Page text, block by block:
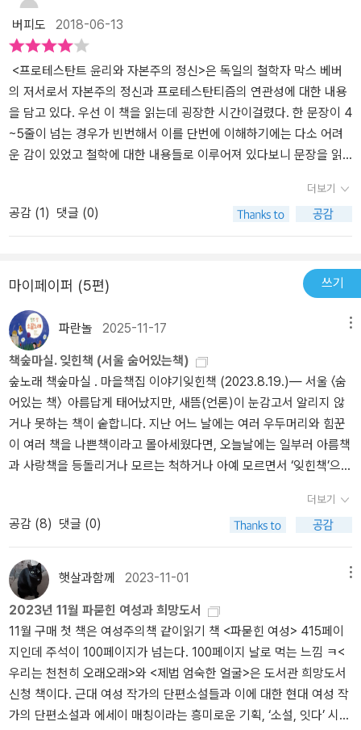
이 거대한 거시경제라는 큰 시계 속 작은 부속품과 같은 삶으로 전락
하지 않도록 든든히 붙잡아 줄 수 있는 끈은 바로 이와 같은 자본주의
정신의 발생과 기원에 대한 깊이 있는 사고이며 고찰이다. 우리가 왜
땀흘려 일해야 하고, 무슨 이유로 재화를 유통하며 소비하는 지에 대
해서까지 자잘한 사고의 무한확장을 해야하는 이유는 인간적 윤리와
도덕성은 말할 것도 없고, 기본적으로 갖추고 있어야 할 최소한의 인
간적 예의도 깡그리 무시한채 탐욕으로 점철되어 쉽게 벌어 생각없이
써버리는 소위 갑질 졸부와 같은 짐승적 인간군상들에 대한 하나의
록 더 심한 가난, 부패와 독재로 빠져들고 어려움을 겪었다.단편적인
이념투쟁으로 선악을 나누려는 이분법적인 사고를 버리고, 베버의
주장대로 욕심과 부패가 아니라 금욕과 합리적이고 성실한 생활양식
의 추구에서 자본주의 정신이 비롯된 부분도 있음을 살펴보아야 할
것 같다.
오래전 대학에 다니던 시절에 만났던 것 같다. 그럼에도 처음 만나는
것처럼 생소한 것은 너무 긴 시간의 흐름속에서 벌어진 의식의 격차
때문이겠지? ^^ 어쨌건 조금은 딱딱하고 건조한 이 책과 오랫만의 만
남을 갖게 된다. 막스 베버는 칼 마르크스, 에밀 뒤르켐 등과 함께 현
대 사회학을 창시한 사상가중 하나로 뽑힌다. 현대 사회학의 기초를
마련하는데 결정적인 기여를 한 그의 가장 대표적인 작품이 바로 이
책 <프로테스탄트 윤리와 자본주의 정신>이다. 법학도로 시작해 역
사, 정치, 종교와 철학 예술까지 다양한 인문분야에 능통했던 막스 베
인트는 바로 이것이다. 간단하게 앞서 알아본 저자 막스 베버, 그리고
책 제목에 담긴 두 단어, 프로테스탄트와 자본주의가 무엇인지 알아
보는 것이 바로 그 포인트인것 같다. 그리고 그 속에 담긴 윤리와 정신
자본주의 [capitalism, 資本主義]는 우리 모두가 잘 알다시피 이윤
을 목적으로 하는 자본이 지배하는 경제체제를 말한다. 막스 베버는
이런 자본주의의 기원을 근대 산업혁명과 루터의 계몽주의나 합리주
의서 찾는 것이 아니라 바로 프로테스탄트 전통에서 찾고 있는 것이
다. 막스 베버의 이 작품과 같은 선상에 놓인 한 작품을 보통 마르크스
의 자본론에서 찾기도 한다. 마르크스가 말하는 자본주의는 역사가
발전하는 하나의 단계로 그 최종적인 목표는 바로 공산주의라고 말한
다. 노동 가치설을 통해 자본계급은 노동자를 착취한다고 한다. 따라
서 혁명을 통해 공산주의 사회를 만들자는 주장을 담고 있다. 이에 따
르면 자본주의는 역시 공산주의를 위한 하나의 작은 단계로 치부될
한 형국이라 말할 수 있을 것 같다. 막스베버의 이 작품속에서 말하는
고 당시로서는 파격적인 주장에 대한 결과는 아직까지도 하나의 답을
도출해낸 것이 아니라 지속적인 논쟁의 한 자리에 위치하고 있다고
여겨진다. 루터의 종교개혁, 칼뱅주의, 경건주의, 감리교와 금욕주의
의 종교적 토대 아래에서 생겨난 자본주의의 정신! 자본주의의 토대
위에서 생활하고 있는 우리들에게 이 자본주의의 탄생에 대한 명제를
이해하는 것은 어쩌면 당연한 일일 것이고, 꼭 한번쯤 경험해야 할 물
음인 것이다.지금까지도 <프로테스탄트 윤리와 자본주의 정신>을 둘
러싼 논쟁들은 지금까지도 설왕설래 하고 있다. 첫째는 베버가 관념
버피도 2018-06-13
<프로테스탄트 윤리와 자본주의 정신>은 독일의 철학자 막스 베버
의 저서로서 자본주의 정신과 프로테스탄티즘의 연관성에 대한 내용
을 담고 있다. 우선 이 책을 읽는데 굉장한 시간이걸렸다. 한 문장이 4
~5줄이 넘는 경우가 빈번해서 이를 단번에 이해하기에는 다소 어려
운 감이 있었고 철학에 대한 내용들로 이루어져 있다보니 문장을 읽
의 양대 산맥으로 불린다는 이 책에서는 자본주의의 발생과 발전
이 어디로부터, 무엇에 의해 이루어져왔는지에 대해 말하고 있다. 자
본주의 사회에서는 아무래도 돈, 금전이 사람들 사이에서 높은 가치
욕, 금전욕 등 다양한 욕구를 지니며 이윤 추구를 위해 생활한다.여기
서 막스 베버가 주목한 것은 이 '이윤 추구' 의 과정이었다. 막스 베버
는 사람들이 돈을벌어 필요 이상의 생활을 하고, 향락 등 사치를 부리
는 것은 윤리적인 측면에서 옳지 못하다고 봤다. 여기서 근대 자본주
의 정신을 바라보면, 사람들은 단순히 사치를 부리기 위해 돈을벌
지 않는다. 열심히 일해서 번 돈으로 미래를 위해 저축하기도 하고, 필
요 이상의 소비를 지양하는 모습을 보인다. 막스 베버는 비윤리적
인 이윤 추구의 모습에서 어떻게 이러한 모습의근대 자본주의 정신
이 나올 수 있었는지, 이 문제에 대해 자신의 생각을 펼친다. 여기
서 나오는 것이 바로 프로테스탄트 윤리이다. 청교도에서는 성실함
과 절약 정신을 가장 가치있는 덕목으로 생각하기 때문에, 무분별하
하고, 재투자하는데 사용했다고 막스 베버는 말한다. 즉, 근대 자본주
가 이 책을 통해 말하고자 하는 것이다. 철학, 사상에 대한 책들 중에
서도 어려운 수준의 책이라고 생각한다. 한 번 읽었지만 이 책에서 막
스 베버가 말하고자 하는 것과 이를 뒷받침하는 논리를 완벽히 이해
하려면 여러번 다시읽어야 하지 않을까 하는 생각이 든다. 그럼에
도 이 책을 통해 근대 자본주의 정신을 윤리적측면에서 종교와의 관
계를 보이며 설명하는 것을 보며 근대 자본주의 정신에 대해 생각해
보게 되는 경험을 했다.
더보기
공감 (1 ) 댓글 (0)
마이페이퍼 (5편) 쓰기
파란놀 2025-11-17
책숲마실. 잊힌책 (서울 숨어있는책)
숲노래 책숲마실 . 마을책집 이야기잊힌책 (2023.8.19.)― 서울 〈숨
어있는 책〉 아름답게 태어났지만, 새뜸(언론)이 눈감고서 알리지 않
거나 못하는 책이 숱합니다. 지난 어느 날에는 여러 우두머리와 힘꾼
이 여러 책을 나쁜책이라고 몰아세웠다면, 오늘날에는 일부러 아름책
과 사랑책을 등돌리거나 모르는 척하거나 아예 모르면서 ‘잊힌책’으로
에는 ‘잊힌 아름책’을 찾아나서는 책마실입니다. 씨앗은 언제나 작습
니다. 작은씨앗은 해바람비를 만나면 천천히 싹트겠지요. 끝없는 쇠
(자가용)랑 재(아파트)는 작은씨앗을 짓밟고 짓이깁니다만, 까만길
(아스팔트도로)에도, 잿더미 사이에도 풀씨가 돋고 나무씨가 퍼집니
다. 온누리 풀꽃나무 씨앗 한 톨은 사람한테 “넌 무얼 잊었니?” 하고
묻는구나 싶어요. 서울마실을 하는 길에 짬을 내어 〈숨어있는 책〉을
찾아갑니다. 한 해에 하루쯤 서울책집에 깃들 수 있어도 “올 한 해 보
람차다”고 느낍니다. 시외버스를 달리면 이내 닿는 서울이되, 서울책
집을 들르면 온책이 흐드러지는 줄 알되, 갈수록 종이책보다는 들숲
책과 아이책과 살림책과 풀꽃책과 나무책과 바람책과 새책과 벌레책
에 눈이 한참 갑니다. 한 자락이라도 더 장만해서 시골집에서 느긋이
더보기
공감 (8) 댓글 (0)
햇살과함께 2023-11-01
2023년 11월 파묻힌 여성과 희망도서
11월 구매 첫 책은 여성주의책 같이읽기 책 <파묻힌 여성> 415페이
지인데 주석이 100페이지가 넘는다. 100페이지 날로 먹는 느낌 ㅋ<
우리는 천천히 오래오래>와 <제법 엄숙한 얼굴>은 도서관 희망도서
신청 책이다. 근대 여성 작가의 단편소설들과 이에 대한 현대 여성 작
가의 단편소설과 에세이 매칭이라는 흥미로운 기획, ‘소설, 잇다’ 시리